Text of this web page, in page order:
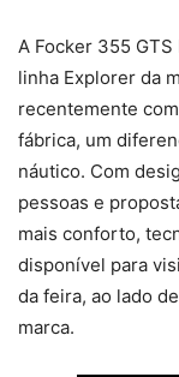
A Focker 355
linha Explorer da
recentemente
fábrica, um
náutico. Com
pessoas e
mais conforto,
disponível para
da feira, ao lado
marca.